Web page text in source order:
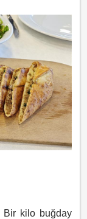
Bir kilo buğday